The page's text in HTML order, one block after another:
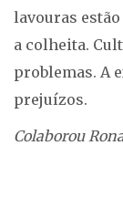
lavouras estão
a colheita.
problemas. A
prejuízos.
Colaborou